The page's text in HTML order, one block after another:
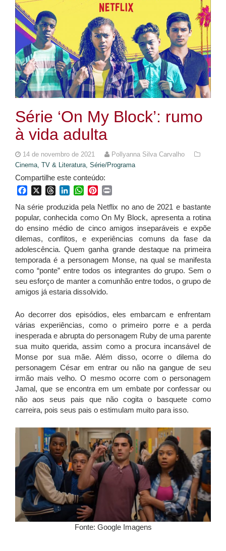
Série ‘On My Block’: rumo
à vida adulta
14 de novembro de 2021
Pollyanna Silva Carvalho
Cinema, TV & Literatura, Série/Programa
Compartilhe este conteúdo:
FacebookThreadsLinkedInWhatsApp
Pinterest
Na série produzida pela Netflix no ano de 2021 e bastante
popular, conhecida como On My Block, apresenta a rotina
do ensino médio de cinco amigos inseparáveis e expõe
dilemas, conflitos, e experiências comuns da fase da
adolescência. Quem ganha grande destaque na primeira
temporada é a personagem Monse, na qual se manifesta
como “ponte” entre todos os integrantes do grupo. Sem o
seu esforço de manter a comunhão entre todos, o grupo de
amigos já estaria dissolvido.
Ao decorrer dos episódios, eles embarcam e enfrentam
várias experiências, como o primeiro porre e a perda
inesperada e abrupta do personagem Ruby de uma parente
sua muito querida, assim como a procura incansável de
Monse por sua mãe. Além disso, ocorre o dilema do
personagem César em entrar ou não na gangue de seu
irmão mais velho. O mesmo ocorre com o personagem
Jamal, que se encontra em um embate por confessar ou
não aos seus pais que não cogita o basquete como
carreira, pois seus pais o estimulam muito para isso.
Fonte: Google Imagens